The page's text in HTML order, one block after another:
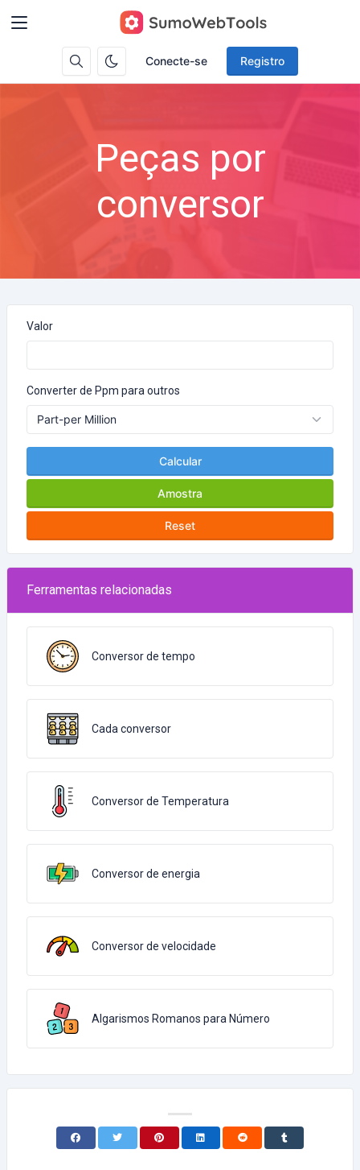
Conecte-se Registro
Peças por
conversor
Valor
Converter de Ppm para outros
Calcular
Amostra
Reset
Ferramentas relacionadas
Conversor de tempo
Cada conversor
Conversor de Temperatura
Conversor de energia
Conversor de velocidade
Algarismos Romanos para Número